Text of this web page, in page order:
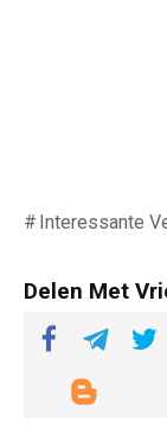
Interessante
Delen Met